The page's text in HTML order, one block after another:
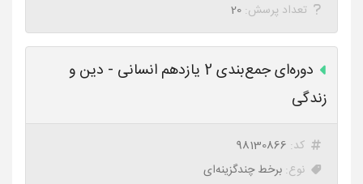
تعداد پرسش: 20
دوره‌ای جمع‌بندی 2 یازدهم انسانی - دین و
زندگی
کد: 98130866
نوع: برخط چندگزینه‌ای